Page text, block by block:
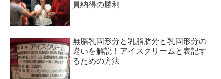
員納得の勝利
無脂乳固形分と乳脂肪分と乳固形分の
違いを解説！アイスクリームと表記す
るための方法